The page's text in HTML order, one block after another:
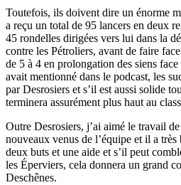
Toutefois, ils doivent dire un énorme
a reçu un total de 95 lancers en deux
45 rondelles dirigées vers lui dans la
contre les Pétroliers, avant de faire
de 5 à 4 en prolongation des siens
avait mentionné dans le podcast, les
par Desrosiers et s’il est aussi solide
terminera assurément plus haut au
Outre Desrosiers, j’ai aimé le travail
nouveaux venus de l’équipe et il a
deux buts et une aide et s’il peut
les Éperviers, cela donnera un grand
Deschênes.